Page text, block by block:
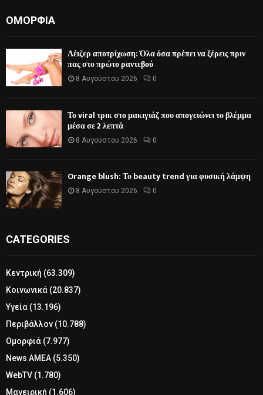
ΟΜΟΡΦΙΆ
Λέιζερ αποτρίχωση: Όλα όσα πρέπει να ξέρεις πριν
πας στο πρώτο ραντεβού
8 Αυγούστου 2026 0
Το viral τρικ στο μακιγιάζ που απογειώνει το βλέμμα
μέσα σε 2 λεπτά
8 Αυγούστου 2026 0
Orange blush: Το beauty trend για φυσική λάμψη
8 Αυγούστου 2026 0
CATEGORIES
Κεντρική (63.309)
Κοινωνικά (20.837)
Υγεία (13.196)
Περιβάλλον (10.788)
Ομορφιά (7.977)
News ΑΜΕΑ (5.350)
WebTV (1.780)
Μαγειρική (1.606)